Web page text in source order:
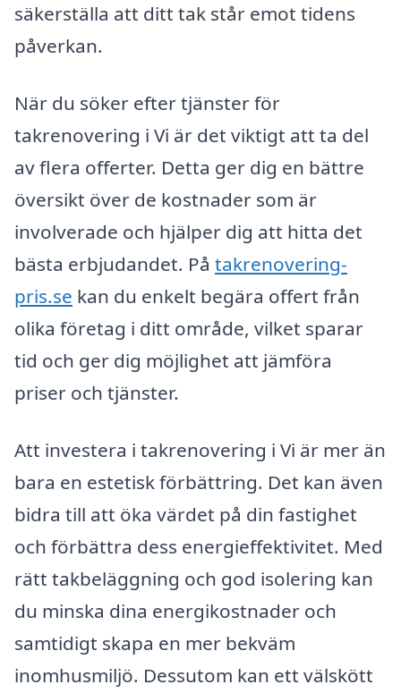
säkerställa att ditt tak står emot tidens
påverkan.
När du söker efter tjänster för
takrenovering i Vi är det viktigt att ta del
av flera offerter. Detta ger dig en bättre
översikt över de kostnader som är
involverade och hjälper dig att hitta det
bästa erbjudandet. På takrenovering-
pris.se kan du enkelt begära offert från
olika företag i ditt område, vilket sparar
tid och ger dig möjlighet att jämföra
priser och tjänster.
Att investera i takrenovering i Vi är mer än
bara en estetisk förbättring. Det kan även
bidra till att öka värdet på din fastighet
och förbättra dess energieffektivitet. Med
rätt takbeläggning och god isolering kan
du minska dina energikostnader och
samtidigt skapa en mer bekväm
inomhusmiljö. Dessutom kan ett välskött